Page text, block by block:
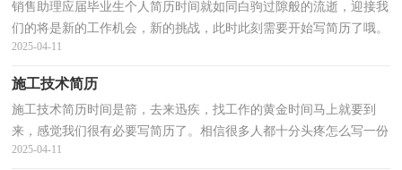
销售助理应届毕业生个人简历时间就如同白驹过隙般的流逝，迎接我
们的将是新的工作机会，新的挑战，此时此刻需要开始写简历了哦。
你知道简历要如何写吗？以下是小编精心整理的销售助...
2025-04-11
施工技术简历
施工技术简历时间是箭，去来迅疾，找工作的黄金时间马上就要到
来，感觉我们很有必要写简历了。相信很多人都十分头疼怎么写一份
精彩的简历吧，以下是小编为大家整理的施工技术简历，欢...
2025-04-11